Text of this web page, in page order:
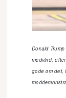
Donald
modvind,
gode om det,